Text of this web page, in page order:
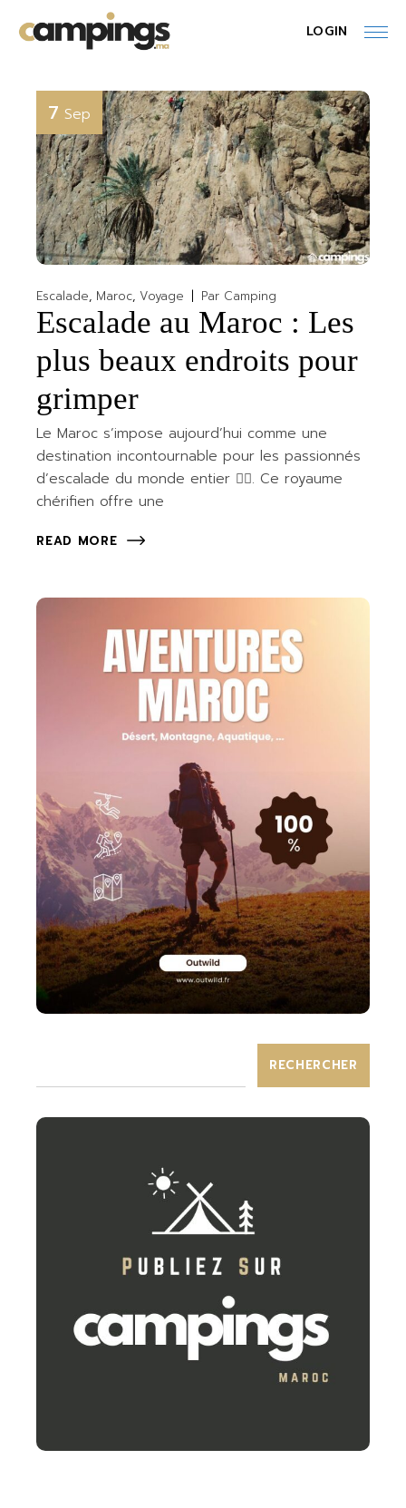
the
content
LOGIN
7 Sep
Escalade Maroc Voyage Par Camping
Escalade au Maroc : Les
plus beaux endroits pour
grimper
Le Maroc s’impose aujourd’hui comme une
destination incontournable pour les passionnés
d’escalade du monde entier 🧗‍♂️. Ce royaume
chérifien offre une
READ MORE
RECHERCHER